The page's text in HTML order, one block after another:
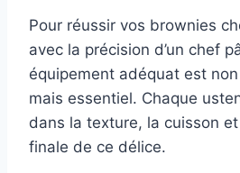
Pour réussir vos brownies
avec la précision d’un chef
équipement adéquat est
mais essentiel. Chaque
dans la texture, la cuisson
finale de ce délice.